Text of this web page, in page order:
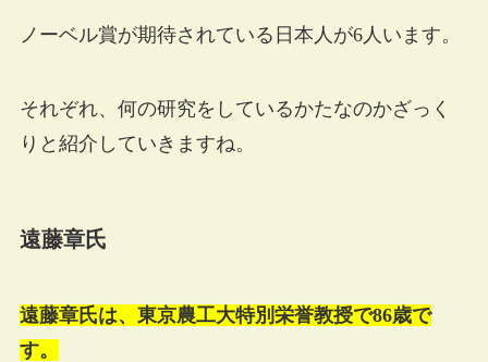
ノーベル賞が期待されている日本人が6人います。
それぞれ、何の研究をしているかたなのかざっく
りと紹介していきますね。
遠藤章氏
遠藤章氏は、東京農工大特別栄誉教授で86歳で
す。